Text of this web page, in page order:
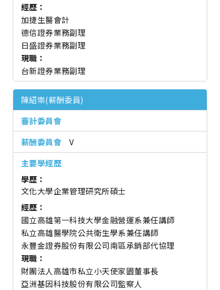
經歷：
加捷生醫會計
德信證券業務副理
日盛證券業務副理
現職：
台新證券業務副理
陳紹崇(薪酬委員)
V
學歷：
文化大學企業管理研究所碩士
經歷：
國立高雄第一科技大學金融營運系兼任講師
私立高雄醫學院公共衛生學系兼任講師
永豐金證券股份有限公司南區承銷部代協理
現職：
財團法人高雄市私立小天使家園董事長
亞洲基因科技股份有限公司監察人